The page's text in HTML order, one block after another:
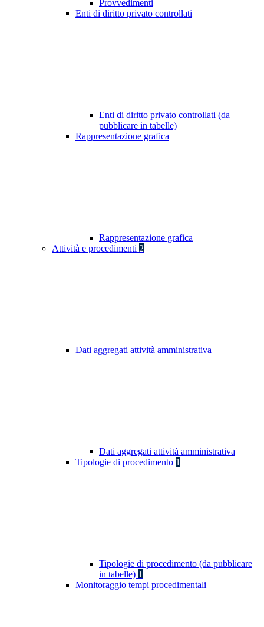
Provvedimenti
Enti di diritto privato controllati
Enti di diritto privato controllati (da
pubblicare in tabelle)
Rappresentazione grafica
Rappresentazione grafica
Attività e procedimenti 2
Dati aggregati attività amministrativa
Dati aggregati attività amministrativa
Tipologie di procedimento 1
Tipologie di procedimento (da pubblicare
in tabelle) 1
Monitoraggio tempi procedimentali